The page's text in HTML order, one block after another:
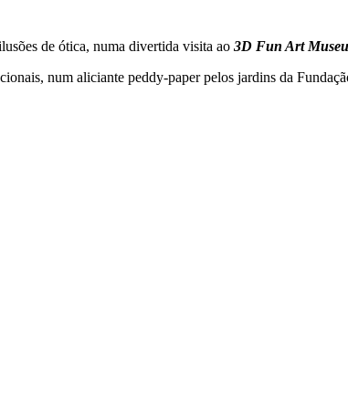
de ótica, numa divertida visita ao 3D Fun Art
num aliciante peddy-paper pelos jardins da